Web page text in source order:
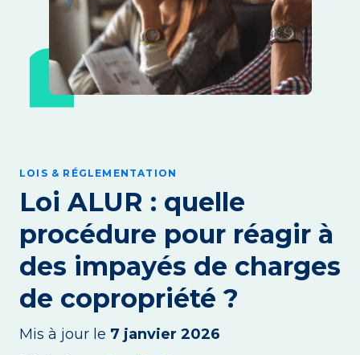
LOIS & RÉGLEMENTATION
Loi ALUR : quelle
procédure pour réagir à
des impayés de charges
de copropriété ?
Mis à jour le 7 janvier 2026